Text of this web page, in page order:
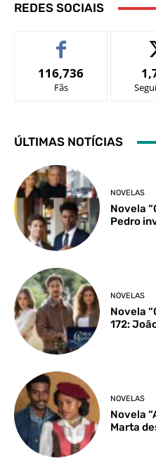
REDES SOCIAIS
116,736
Fãs
ÚLTIMAS NOTÍCIAS
NOVELAS
Novela
Pedro
NOVELAS
Novela
172:
NOVELAS
Novela
Marta